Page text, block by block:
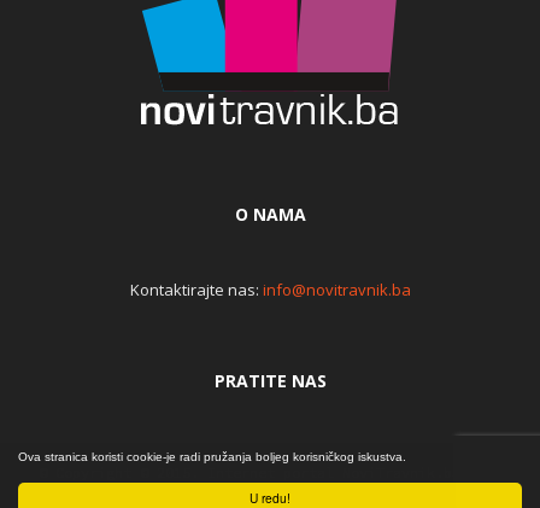
U redu!
Ova stranica koristi cookie-je radi pružanja boljeg korisničkog iskustva.
O NAMA
Kontaktirajte nas: info@novitravnik.ba
PRATITE NAS
srca... | By Đomla